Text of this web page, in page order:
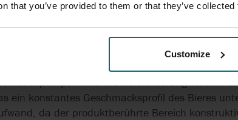
that you’ve provided to them or that they’ve
Customize
WIRTSCHAFTLICH
wird die Hefeförderung stabiler
ein konstantes Geschmacksprofil des Bieres
da der produktberührte Bereich